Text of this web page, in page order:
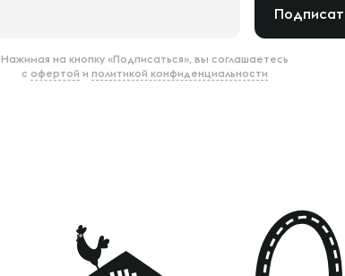
Нажимая на кнопку «Подписаться», вы соглашаетесь
с офертой и политикой конфиденциальности